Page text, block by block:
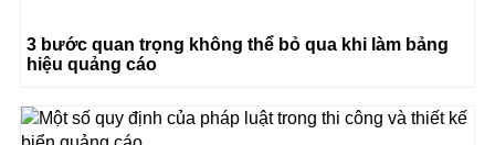
3 bước quan trọng không thể bỏ qua khi làm bảng
hiệu quảng cáo